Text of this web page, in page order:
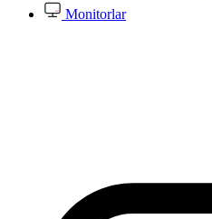
Monitorlar